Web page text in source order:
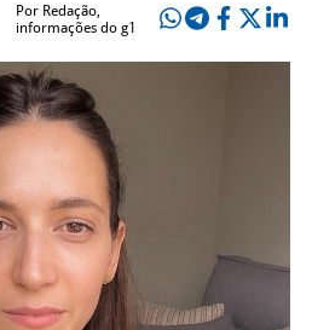
Por Redação,
informações do g1